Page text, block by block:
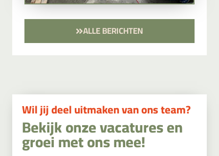
ALLE BERICHTEN
Wil jij deel uitmaken van ons team?
Bekijk onze vacatures en
groei met ons mee!